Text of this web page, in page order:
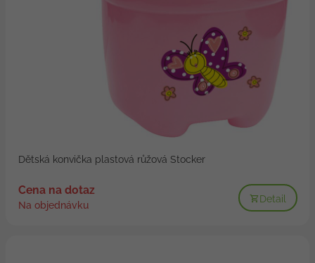
Dětská konvička plastová růžová Stocker
Cena na dotaz
Na objednávku
Detail